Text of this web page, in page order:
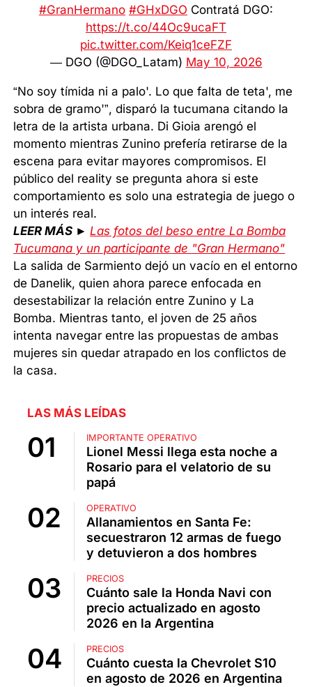
#GranHermano #GHxDGO Contratá DGO:
https://t.co/44Oc9ucaFT
pic.twitter.com/Keiq1ceFZF
— DGO (@DGO_Latam) May 10, 2026
“No soy tímida ni a palo'. Lo que falta de teta', me
sobra de gramo'”, disparó la tucumana citando la
letra de la artista urbana. Di Gioia arengó el
momento mientras Zunino prefería retirarse de la
escena para evitar mayores compromisos. El
público del reality se pregunta ahora si este
comportamiento es solo una estrategia de juego o
un interés real.
LEER MÁS ►Las fotos del beso entre La Bomba
Tucumana y un participante de "Gran Hermano"
La salida de Sarmiento dejó un vacío en el entorno
de Danelik, quien ahora parece enfocada en
desestabilizar la relación entre Zunino y La
Bomba. Mientras tanto, el joven de 25 años
intenta navegar entre las propuestas de ambas
mujeres sin quedar atrapado en los conflictos de
la casa.
LAS MÁS LEÍDAS
IMPORTANTE OPERATIVO
Lionel Messi llega esta noche a
Rosario para el velatorio de su
papá
OPERATIVO
Allanamientos en Santa Fe:
secuestraron 12 armas de fuego
y detuvieron a dos hombres
PRECIOS
Cuánto sale la Honda Navi con
precio actualizado en agosto
2026 en la Argentina
PRECIOS
Cuánto cuesta la Chevrolet S10
en agosto de 2026 en Argentina